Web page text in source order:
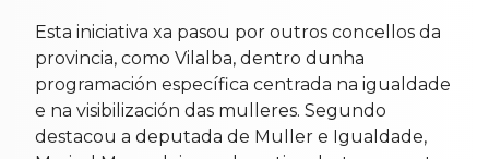
Esta iniciativa xa pasou por outros concellos da
provincia, como Vilalba, dentro dunha
programación específica centrada na igualdade
e na visibilización das mulleres. Segundo
destacou a deputada de Muller e Igualdade,